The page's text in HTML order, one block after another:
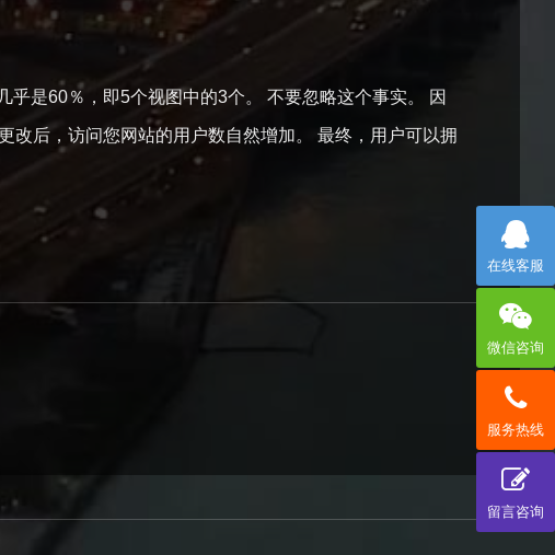
是60％，即5个视图中的3个。 不要忽略这个事实。 因
改后，访问您网站的用户数自然增加。 最终，用户可以拥
在线客服
微信咨询
服务热线
留言咨询